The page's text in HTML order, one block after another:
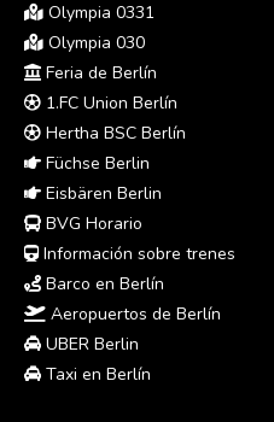
Olympia 0331
Olympia 030
Feria de Berlín
1.FC Union Berlín
Hertha BSC Berlín
Füchse Berlin
Eisbären Berlin
BVG Horario
Información sobre trenes
Barco en Berlín
Aeropuertos de Berlín
UBER Berlin
Taxi en Berlín